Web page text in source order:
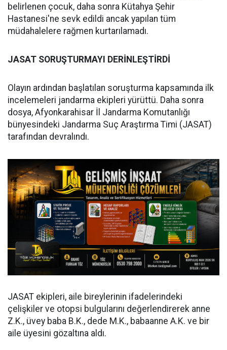
belirlenen çocuk, daha sonra Kütahya Şehir
Hastanesi'ne sevk edildi ancak yapılan tüm
müdahalelere rağmen kurtarılamadı.
JASAT SORUŞTURMAYI DERİNLEŞTİRDİ
Olayın ardından başlatılan soruşturma kapsamında ilk
incelemeleri jandarma ekipleri yürüttü. Daha sonra
dosya, Afyonkarahisar İl Jandarma Komutanlığı
bünyesindeki Jandarma Suç Araştırma Timi (JASAT)
tarafından devralındı.
JASAT ekipleri, aile bireylerinin ifadelerindeki
çelişkiler ve otopsi bulgularını değerlendirerek anne
Z.K., üvey baba B.K., dede M.K., babaanne A.K. ve bir
aile üyesini gözaltına aldı.